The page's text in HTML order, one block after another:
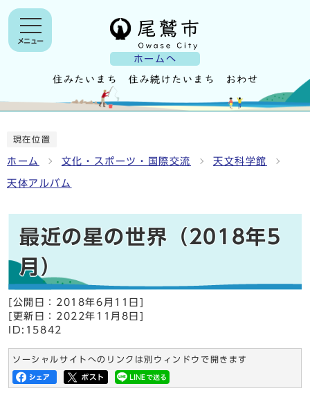
ホームへ
メニュー
現在位置
ホーム 文化・スポーツ・国際交流 天文科学館
天体アルバム
最近の星の世界（2018年5
月）
[公開日： 2018年6月11日
[更新日： 2022年11月8日
ID:15842
ソーシャルサイトへのリンクは別ウィンドウで開きます